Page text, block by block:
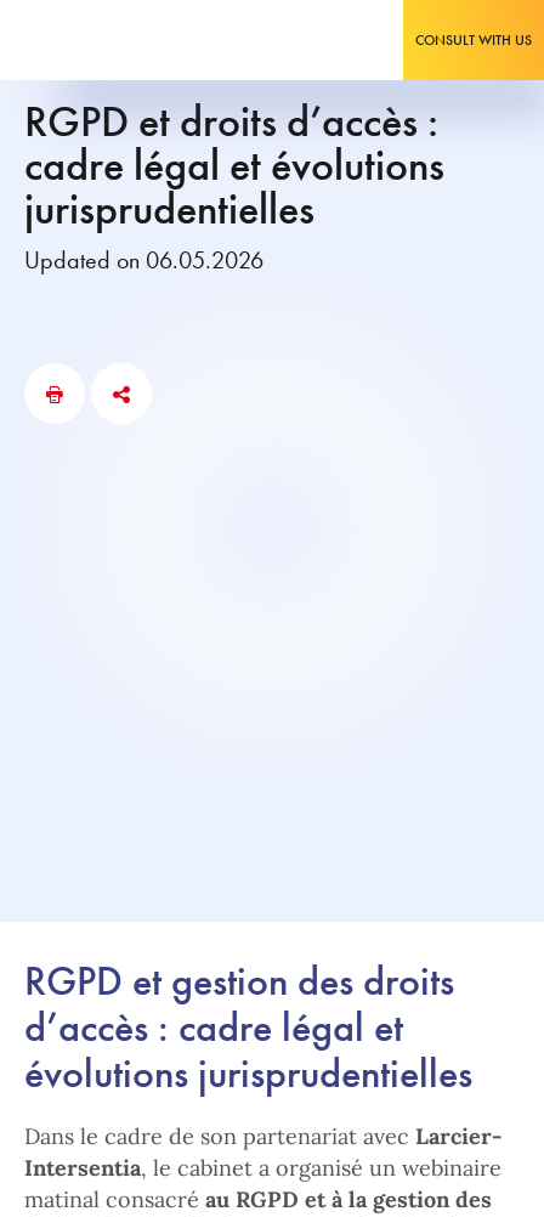
CONSULT WITH US
RGPD et droits d’accès :
cadre légal et évolutions
jurisprudentielles
Updated on 06.05.2026
RGPD et gestion des droits
d’accès : cadre légal et
évolutions jurisprudentielles
Dans le cadre de son partenariat avec Larcier-
Intersentia, le cabinet a organisé un webinaire
matinal consacré au RGPD et à la gestion des